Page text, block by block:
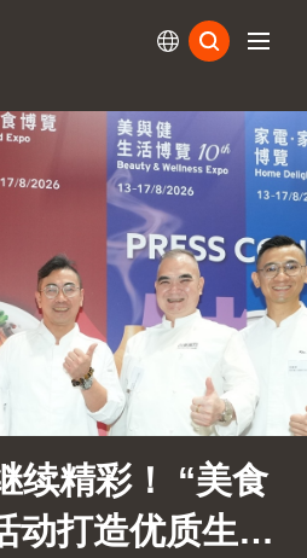
续精彩！ “美食
动打造优质生活